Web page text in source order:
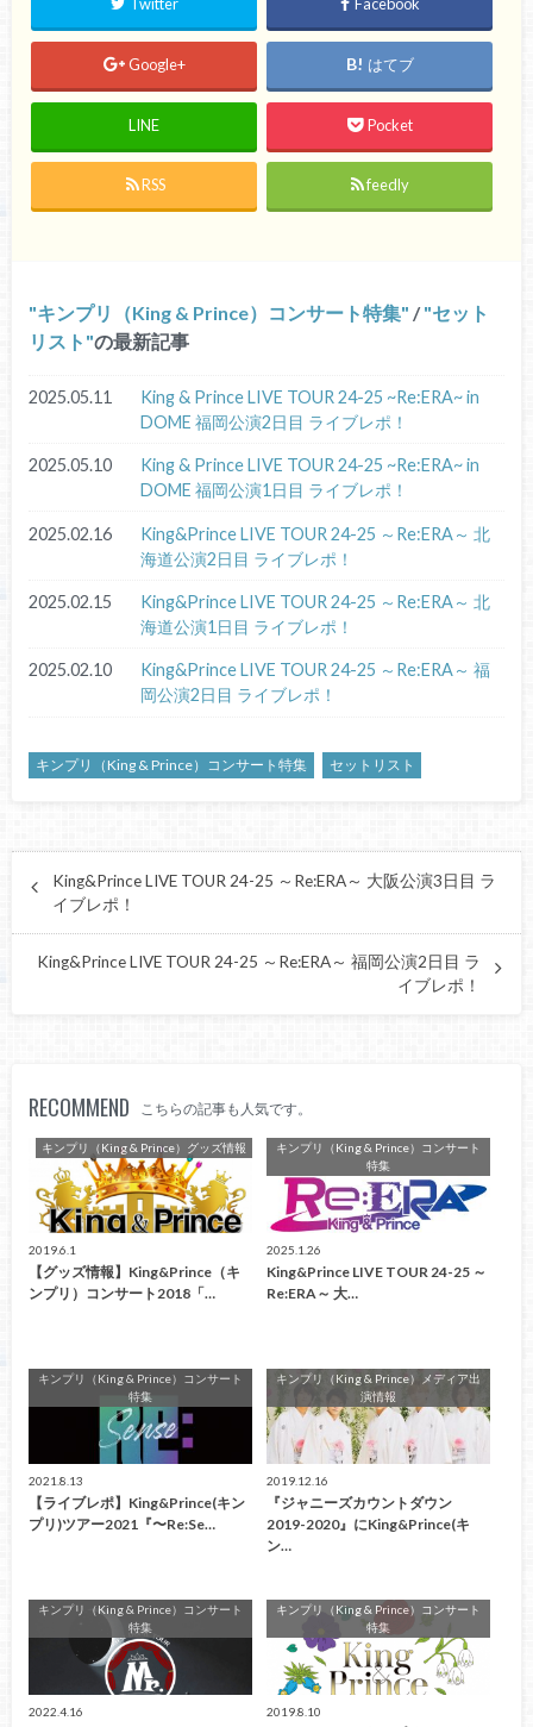
Google+ はてブ
LINE Pocket
RSS feedly
キンプリ（King & Prince）コンサート特集 / セット
リスト の最新記事
2025.05.11
King & Prince LIVE TOUR 24-25 ~Re:ERA~ in
DOME 福岡公演2日目 ライブレポ！
2025.05.10
King & Prince LIVE TOUR 24-25 ~Re:ERA~ in
DOME 福岡公演1日目 ライブレポ！
2025.02.16
King&Prince LIVE TOUR 24-25 ～Re:ERA～ 北
海道公演2日目 ライブレポ！
2025.02.15
King&Prince LIVE TOUR 24-25 ～Re:ERA～ 北
海道公演1日目 ライブレポ！
2025.02.10
King&Prince LIVE TOUR 24-25 ～Re:ERA～ 福
岡公演2日目 ライブレポ！
キンプリ（King & Prince）コンサート特集 セットリスト
King&Prince LIVE TOUR 24-25 ～Re:ERA～ 大阪公演3日目 ラ
イブレポ！
King&Prince LIVE TOUR 24-25 ～Re:ERA～ 福岡公演2日目 ラ
イブレポ！
RECOMMEND こちらの記事も人気です。
キンプリ（King & Prince）グッズ情報
2019.6.1
【グッズ情報】King&Prince（キ
ンプリ）コンサート2018「…
キンプリ（King & Prince）コンサート
特集
2025.1.26
King&Prince LIVE TOUR 24-25 ～
Re:ERA～ 大…
キンプリ（King & Prince）コンサート
特集
2021.8.13
【ライブレポ】King&Prince(キン
プリ)ツアー2021『〜Re:Se…
キンプリ（King & Prince）メディア出
演情報
2019.12.16
『ジャニーズカウントダウン
2019-2020』にKing&Prince(キ
ン…
キンプリ（King & Prince）コンサート
特集
2022.4.16
キンプリ（King & Prince）コンサート
特集
2019.8.10